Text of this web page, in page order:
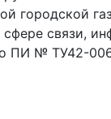
городской
связи,
ПИ № ТУ42-